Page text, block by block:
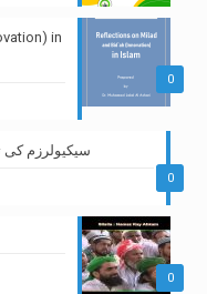
0
in
0
سیکیولرزم کی
0